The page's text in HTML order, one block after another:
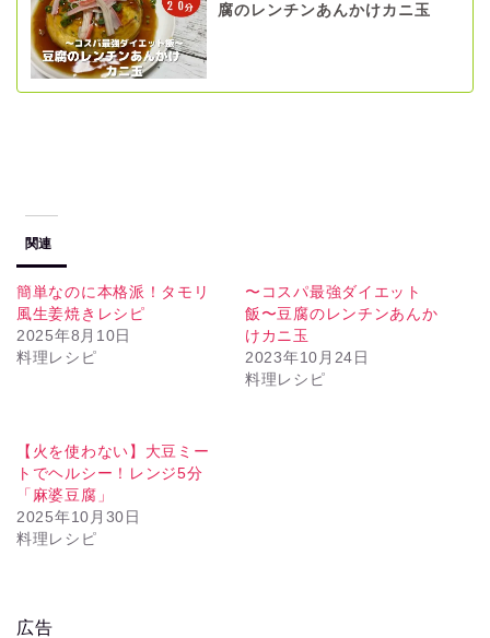
腐のレンチンあんかけカニ玉
関連
簡単なのに本格派！タモリ
風生姜焼きレシピ
2025年8月10日
料理レシピ
〜コスパ最強ダイエット
飯〜豆腐のレンチンあんか
けカニ玉
2023年10月24日
料理レシピ
【火を使わない】大豆ミー
トでヘルシー！レンジ5分
「麻婆豆腐」
2025年10月30日
料理レシピ
広告